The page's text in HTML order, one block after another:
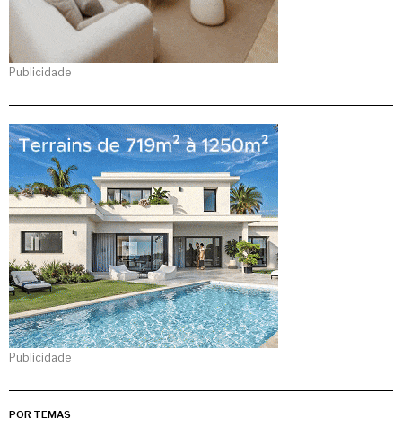
Publicidade
Publicidade
POR TEMAS